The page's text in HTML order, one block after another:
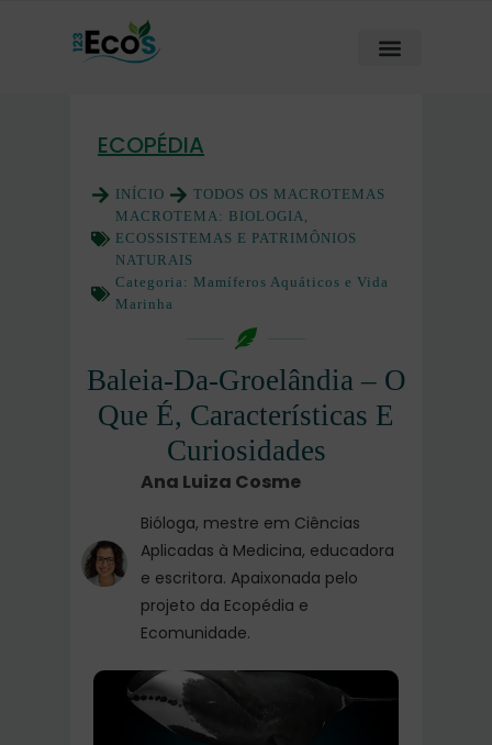
ECOPÉDIA
INÍCIO
TODOS OS MACROTEMAS
MACROTEMA: BIOLOGIA,
ECOSSISTEMAS E PATRIMÔNIOS
NATURAIS
Categoria: Mamíferos Aquáticos e Vida
Marinha
Baleia-Da-Groelândia – O
Que É, Características E
Curiosidades
Ana Luiza Cosme
Bióloga, mestre em Ciências
Aplicadas à Medicina, educadora
e escritora. Apaixonada pelo
projeto da Ecopédia e
Ecomunidade.